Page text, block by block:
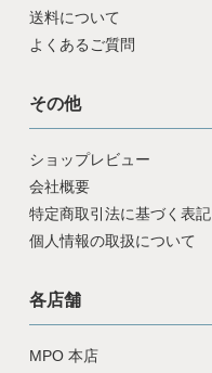
送料について
よくあるご質問
その他
ショップレビュー
会社概要
特定商取引法に基づく表記
個人情報の取扱について
各店舗
MPO 本店